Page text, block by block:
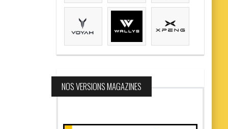
NOS VERSIONS MAGAZINES